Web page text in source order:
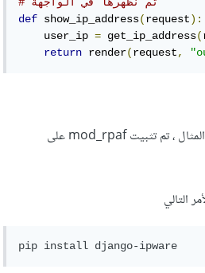
# ثم نظهرها في الواجهة
def show_ip_address(request):
    user_ip
= get_ip_address(
return render(request,
تأكد من تكوين الخادم reverse proxy (إن وجد) بشكل صحيح (على سبيل المثال ، تم تثبيت mod_rpaf على
pip install django-ipware